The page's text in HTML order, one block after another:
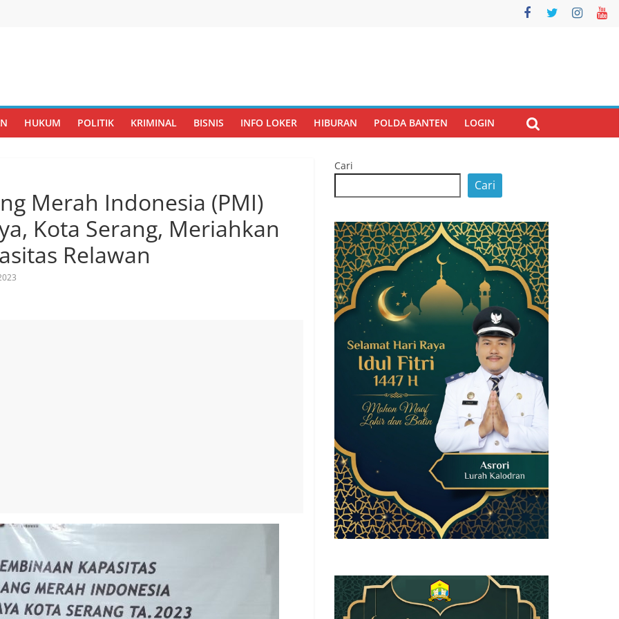
HUKUM POLITIK KRIMINAL BISNIS INFO LOKER HIBURAN POLDA BANTEN LOGIN
Merah Indonesia (PMI)
Kota Serang, Meriahkan
Relawan
Cari
Cari